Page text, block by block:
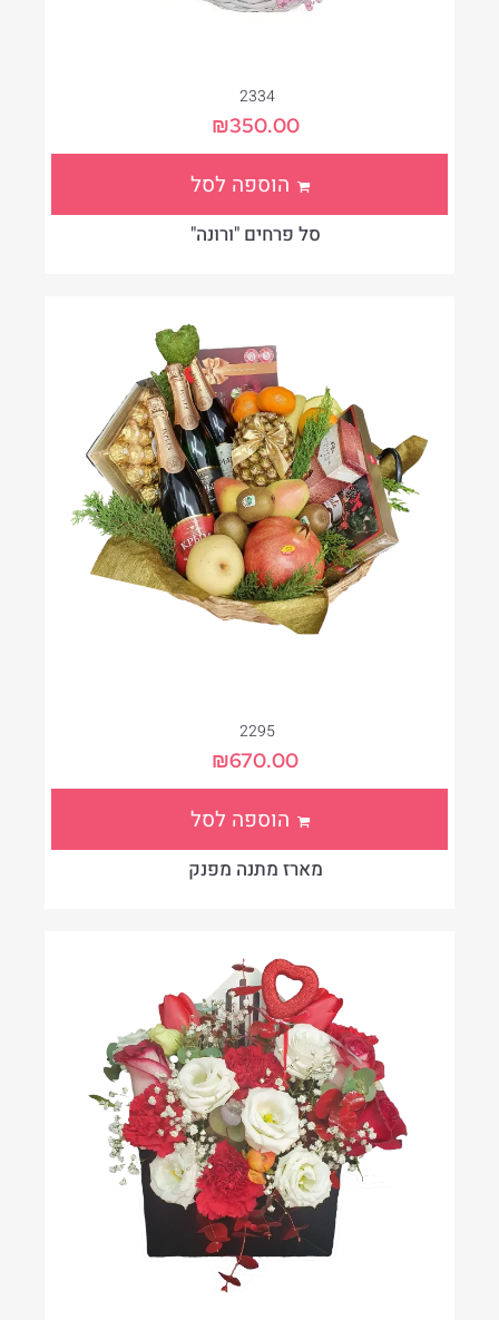
2334
סל פרחים "ורונה"
₪350.00
הוספה לסל
2295
מארז מתנה מפנק
₪670.00
הוספה לסל